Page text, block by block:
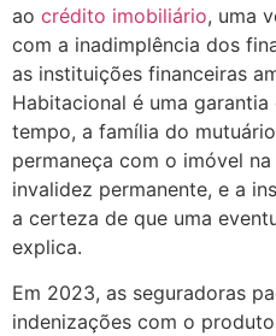
ao crédito imobiliário, uma
com a inadimplência dos
as instituições financeiras
Habitacional é uma
tempo, a família do
permaneça com o imóvel
invalidez permanente, e a
a certeza de que uma
explica.
Em 2023, as seguradoras
indenizações com o